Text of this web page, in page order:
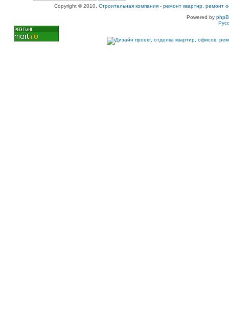
Copyright © 2010, Строительная компания - ремонт квартир, ремонт
Powered by